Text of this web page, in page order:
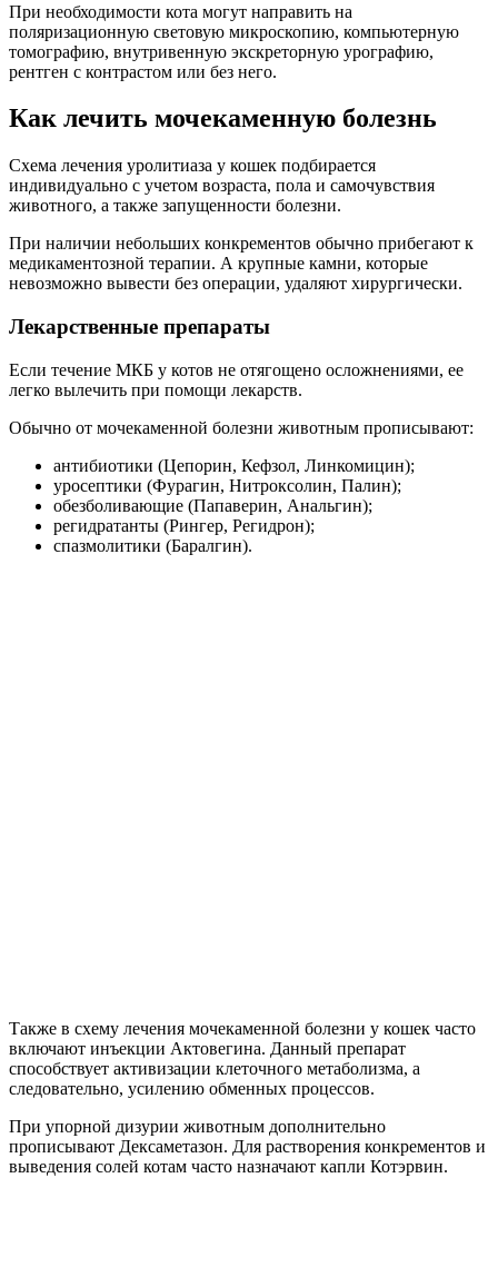
При необходимости кота могут направить на
поляризационную световую микроскопию, компьютерную
томографию, внутривенную экскреторную урографию,
рентген с контрастом или без него.
Как лечить мочекаменную болезнь
Схема лечения уролитиаза у кошек подбирается
индивидуально с учетом возраста, пола и самочувствия
животного, а также запущенности болезни.
При наличии небольших конкрементов обычно прибегают к
медикаментозной терапии. А крупные камни, которые
невозможно вывести без операции, удаляют хирургически.
Лекарственные препараты
Если течение МКБ у котов не отягощено осложнениями, ее
легко вылечить при помощи лекарств.
Обычно от мочекаменной болезни животным прописывают:
антибиотики (Цепорин, Кефзол, Линкомицин);
уросептики (Фурагин, Нитроксолин, Палин);
обезболивающие (Папаверин, Анальгин);
регидратанты (Рингер, Регидрон);
спазмолитики (Баралгин).
Также в схему лечения мочекаменной болезни у кошек часто
включают инъекции Актовегина. Данный препарат
способствует активизации клеточного метаболизма, а
следовательно, усилению обменных процессов.
При упорной дизурии животным дополнительно
прописывают Дексаметазон. Для растворения конкрементов и
выведения солей котам часто назначают капли Котэрвин.